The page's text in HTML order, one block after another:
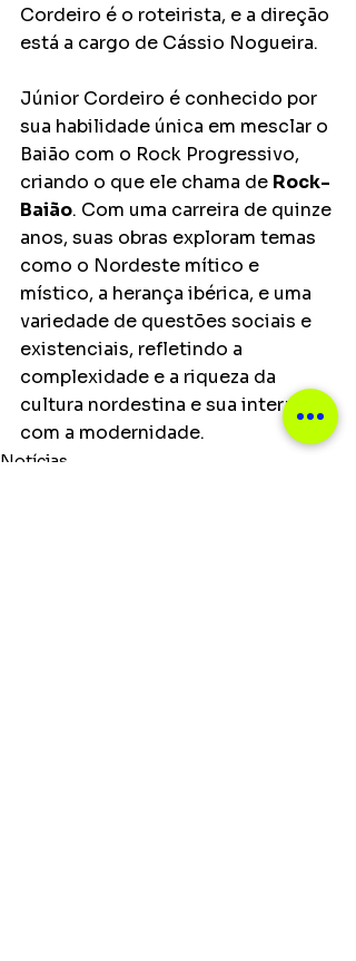
Cordeiro é o roteirista, e a direção
está a cargo de Cássio Nogueira.
Júnior Cordeiro é conhecido por
sua habilidade única em mesclar o
Baião com o Rock Progressivo,
criando o que ele chama de Rock-
Baião. Com uma carreira de quinze
anos, suas obras exploram temas
como o Nordeste mítico e
místico, a herança ibérica, e uma
variedade de questões sociais e
existenciais, refletindo a
complexidade e a riqueza da
cultura nordestina e sua interação
com a modernidade.
Notícias